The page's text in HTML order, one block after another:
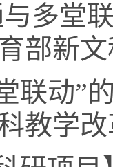
多堂
部新
联动”
教学